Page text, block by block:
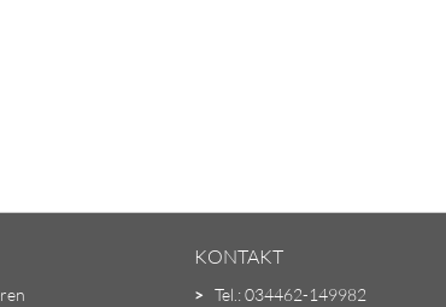
KONTAKT
> Tel.: 034462-149982